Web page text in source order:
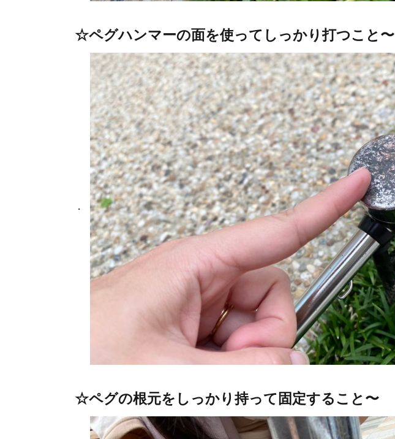
☆ペグハンマーの面を使ってしっかり打つこと〜
☆ペグの根元をしっかり持って固定すること〜